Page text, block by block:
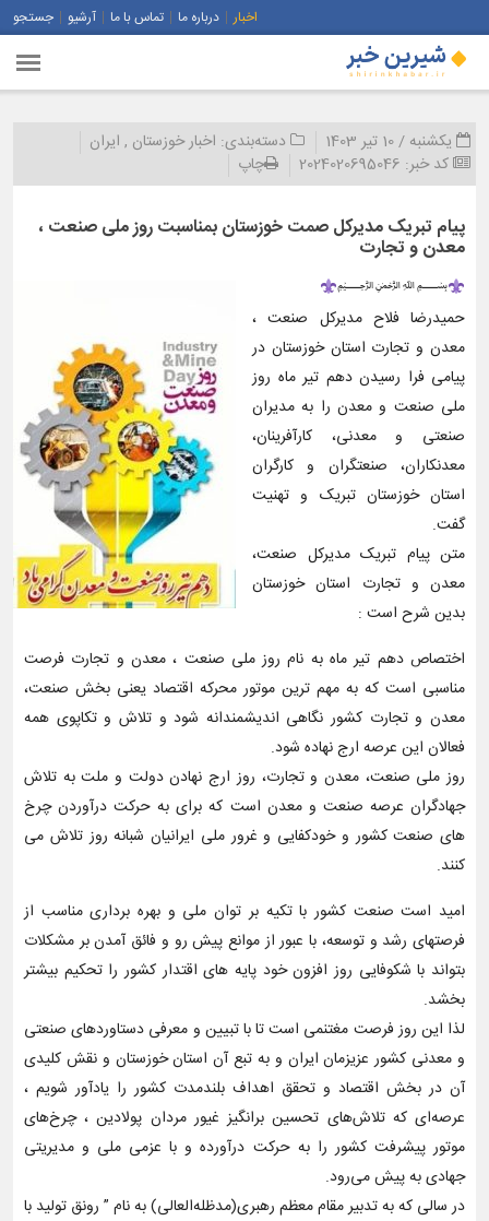
اخبار درباره ما تماس با ما آرشیو جستجو
یکشنبه / 10 تیر 1403 دسته‌بندی: اخبار خوزستان , ایران
کد خبر: 2024020695046 چاپ
پیام تبریک مدیرکل صمت خوزستان بمناسبت روز ملی صنعت ،
معدن و تجارت
﷽
حمیدرضا فلاح مدیرکل صنعت ،
معدن و تجارت استان خوزستان در
پیامی فرا رسیدن دهم تیر ماه روز
ملی صنعت و معدن را به مدیران
صنعتی و معدنی، کارآفرینان،
معدنکاران، صنعتگران و کارگران
استان خوزستان تبریک و تهنیت
گفت.
متن پیام تبریک مدیرکل صنعت،
معدن و تجارت استان خوزستان
بدین شرح است :
اختصاص دهم تیر ماه به نام روز ملی صنعت ، معدن و تجارت فرصت
مناسبی است که به مهم ترین موتور محرکه اقتصاد یعنی بخش صنعت،
معدن و تجارت کشور نگاهی اندیشمندانه شود و تلاش و تکاپوی همه
فعالان این عرصه ارج نهاده شود.
روز ملی صنعت، معدن و تجارت، روز ارج نهادن دولت و ملت به تلاش
جهادگران عرصه صنعت و معدن است که برای به حرکت درآوردن چرخ
های صنعت کشور و خودکفایی و غرور ملی ایرانیان شبانه روز تلاش می
کنند.
امید است صنعت کشور با تکیه بر توان ملی و بهره برداری مناسب از
فرصتهای رشد و توسعه، با عبور از موانع پیش رو و فائق آمدن بر مشکلات
بتواند با شکوفایی روز افزون خود پایه های اقتدار کشور را تحکیم بیشتر
بخشد.
لذا این روز فرصت مغتنمی است تا با تبیین و معرفی دستاوردهای صنعتی
و معدنی کشور عزیزمان ایران و به تبع آن استان خوزستان و نقش کلیدی
آن در بخش اقتصاد و تحقق اهداف بلندمدت کشور را یادآور شویم ،
عرصه‌ای که تلاش‌های تحسین برانگیز غیور مردان پولادین ، چرخ‌های
موتور پیشرفت کشور را به حرکت درآورده و با عزمی ملی و مدیریتی
جهادی به پیش می‌رود.
در سالی که به تدبیر مقام معظم رهبری(مدظله‌العالی) به نام ” رونق تولید با